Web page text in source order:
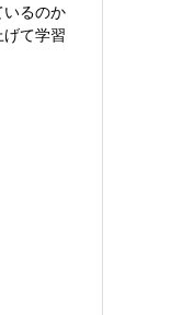
いるのか
て学習